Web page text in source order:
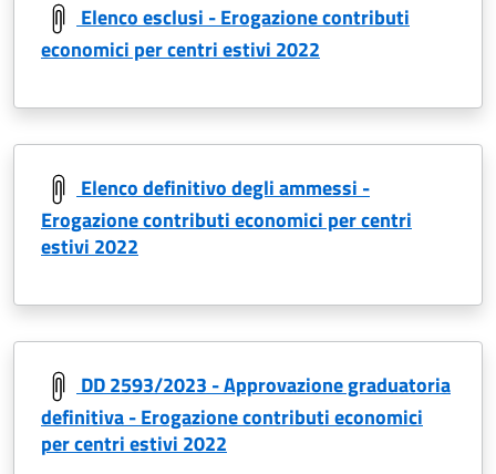
Elenco esclusi - Erogazione contributi
economici per centri estivi 2022
Elenco definitivo degli ammessi -
Erogazione contributi economici per centri
estivi 2022
DD 2593/2023 - Approvazione graduatoria
definitiva - Erogazione contributi economici
per centri estivi 2022